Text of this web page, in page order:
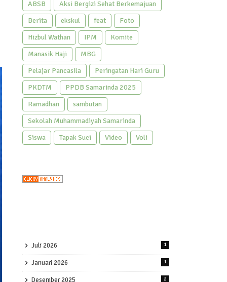
ABSB
Aksi Bergizi Sehat Berkemajuan
Berita
ekskul feat
Foto
Hizbul Wathan
IPM
Komite
Manasik Haji
MBG
Pelajar Pancasila
Peringatan Hari Guru
PKDTM
PPDB Samarinda 2025
Ramadhan
sambutan
Sekolah Muhammadiyah Samarinda
Siswa
Tapak Suci Video Voli
Juli 2026 1
Januari 2026 1
Desember 2025 2